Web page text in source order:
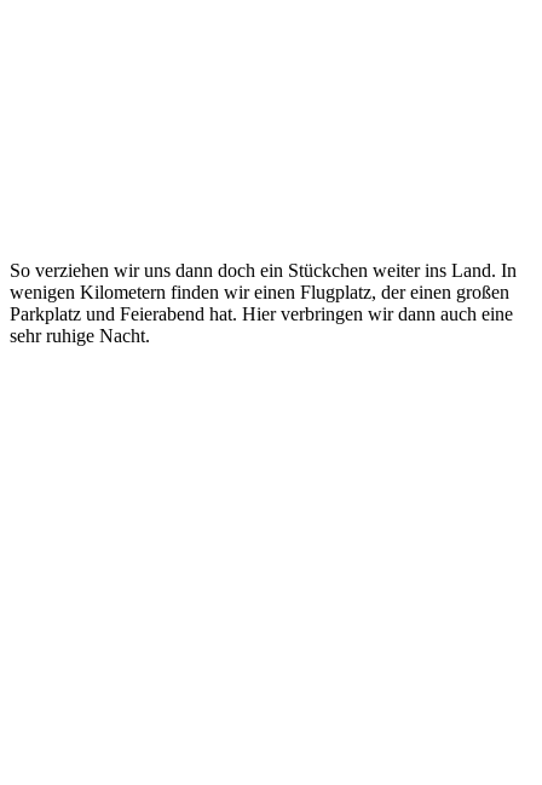
So verziehen wir uns dann doch ein Stückchen weiter ins Land. In
wenigen Kilometern finden wir einen Flugplatz, der einen großen
Parkplatz und Feierabend hat. Hier verbringen wir dann auch eine
sehr ruhige Nacht.